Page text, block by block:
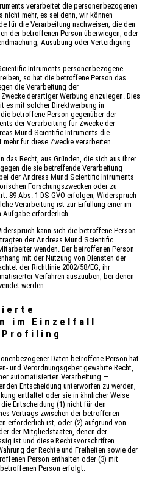
verarbeitet die personenbezogenen
nicht mehr, es sei denn, wir können
für die Verarbeitung nachweisen, die den
der betroffenen Person überwiegen, oder
Ausübung oder Verteidigung
Intruments personenbezogene
so hat die betroffene Person das
die Verarbeitung der
derartiger Werbung einzulegen. Dies
es mit solcher Direktwerbung in
betroffene Person gegenüber der
der Verarbeitung für Zwecke der
Mund Scientific Intruments die
für diese Zwecke verarbeiten.
das Recht, aus Gründen, die sich aus ihrer
die sie betreffende Verarbeitung
der Andreas Mund Scientific Intruments
Forschungszwecken oder zu
89 Abs. 1 DS-GVO erfolgen, Widerspruch
Verarbeitung ist zur Erfüllung einer im
erforderlich.
kann sich die betroffene Person
der Andreas Mund Scientific
wenden. Der betroffenen Person
mit der Nutzung von Diensten der
der Richtlinie 2002/58/EG, ihr
Verfahren auszuüben, bei denen
werden.
im Einzelfall
Daten betroffene Person hat
und Verordnungsgeber gewährte Recht,
automatisierten Verarbeitung —
Entscheidung unterworfen zu werden,
entfaltet oder sie in ähnlicher Weise
Entscheidung (1) nicht für den
Vertrags zwischen der betroffenen
erforderlich ist, oder (2) aufgrund von
der Mitgliedstaaten, denen der
ist und diese Rechtsvorschriften
der Rechte und Freiheiten sowie der
Person enthalten oder (3) mit
Person erfolgt.